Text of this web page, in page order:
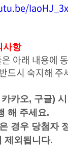
사항
아래 내용에
드시 숙지해 주
카오, 구글)
해 주세요.
경우 당첨자
제외됩니다.